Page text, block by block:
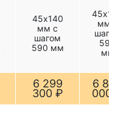
45х140
мм с
шагом
590 мм
мм
590
мм
6 299
300 ₽
6
000